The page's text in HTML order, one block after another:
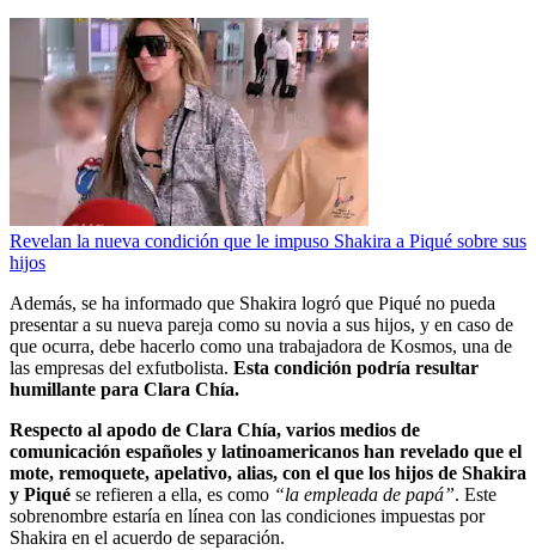
Revelan la nueva condición que le impuso Shakira a Piqué sobre sus
hijos
Además, se ha informado que Shakira logró que Piqué no pueda
presentar a su nueva pareja como su novia a sus hijos, y en caso de
que ocurra, debe hacerlo como una trabajadora de Kosmos, una de
las empresas del exfutbolista. Esta condición podría resultar
humillante para Clara Chía.
Respecto al apodo de Clara Chía, varios medios de
comunicación españoles y latinoamericanos han revelado que el
mote, remoquete, apelativo, alias, con el que los hijos de Shakira
y Piqué se refieren a ella, es como “la empleada de papá”. Este
sobrenombre estaría en línea con las condiciones impuestas por
Shakira en el acuerdo de separación.